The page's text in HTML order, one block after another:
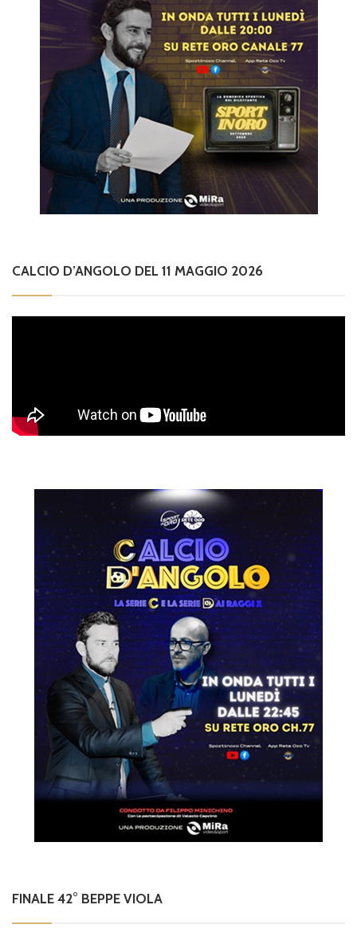
CALCIO D’ANGOLO DEL 11 MAGGIO 2026
FINALE 42° BEPPE VIOLA